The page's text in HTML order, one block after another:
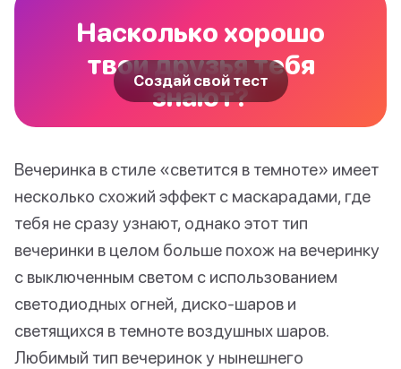
Насколько хорошо
твои друзья тебя
знают?
Создай свой тест
Вечеринка в стиле «светится в темноте» имеет
несколько схожий эффект с маскарадами, где
тебя не сразу узнают, однако этот тип
вечеринки в целом больше похож на вечеринку
с выключенным светом с использованием
светодиодных огней, диско-шаров и
светящихся в темноте воздушных шаров.
Любимый тип вечеринок у нынешнего